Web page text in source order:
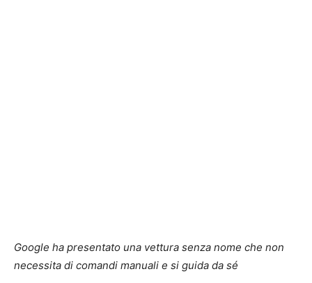
Google ha presentato una vettura senza nome che non
necessita di comandi manuali e si guida da sé